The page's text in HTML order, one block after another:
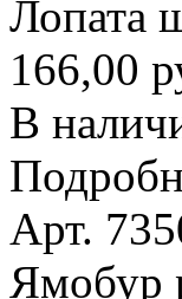
Лопата
166,00
В
Арт.
Ямобур